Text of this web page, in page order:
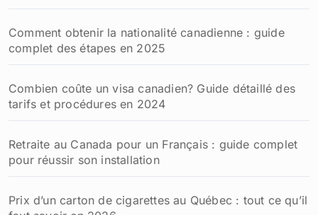
Comment obtenir la nationalité canadienne : guide
complet des étapes en 2025
Combien coûte un visa canadien? Guide détaillé des
tarifs et procédures en 2024
Retraite au Canada pour un Français : guide complet
pour réussir son installation
Prix d’un carton de cigarettes au Québec : tout ce qu’il